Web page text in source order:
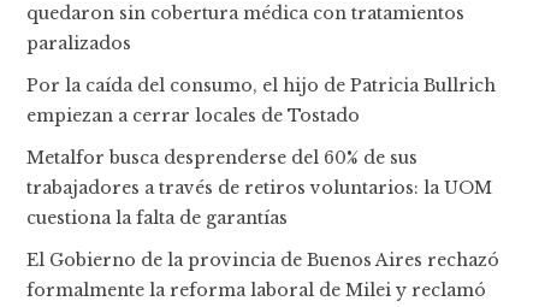
quedaron sin cobertura médica con tratamientos
paralizados
Por la caída del consumo, el hijo de Patricia Bullrich
empiezan a cerrar locales de Tostado
Metalfor busca desprenderse del 60% de sus
trabajadores a través de retiros voluntarios: la UOM
cuestiona la falta de garantías
El Gobierno de la provincia de Buenos Aires rechazó
formalmente la reforma laboral de Milei y reclamó